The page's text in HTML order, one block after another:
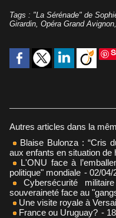
Tags : "La Sérénade" de
Girardin Opéra Grand Avignon
Autres articles dans la
Blaise Bulonza : “Cris
aux enfants en situation de
L'ONU face à
politique" mondiale - 02/04/
Cybersécurité
souveraineté face au
Une visite royale à
France ou Uruguay? -